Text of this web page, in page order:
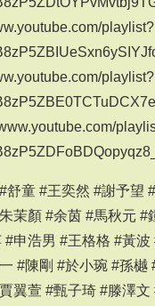
playlist?
playlist?
舒童 #王奕然 #謝予望
茉顏 #余茵 #馬秋元 #
#申浩男 #王格格 #黃波
#陳剛 #於小琬 #孫樾
翼萱 #甄子琦 #滕澤